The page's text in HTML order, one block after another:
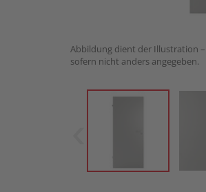
Abbildung dient der Illustration
sofern nicht anders angegeben.